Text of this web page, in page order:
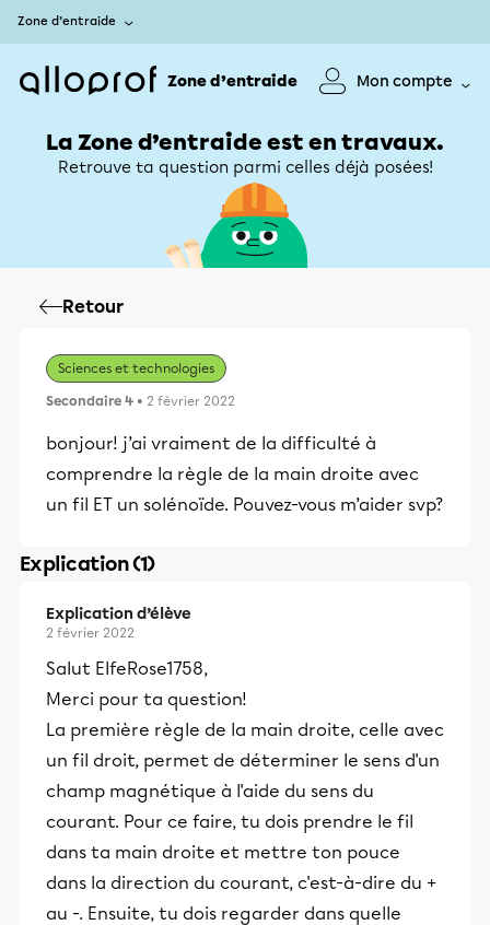
Zone d’entraide
Zone d’entraide Mon compte
La Zone d’entraide est en travaux.
Retrouve ta question parmi celles déjà posées!
Retour
Sciences et technologies
Secondaire 4 • 2 février 2022
bonjour! j’ai vraiment de la difficulté à
comprendre la règle de la main droite avec
un fil ET un solénoïde. Pouvez-vous m’aider svp?
Explication (1)
Explication d’élève
2 février 2022
Salut ElfeRose1758,
Merci pour ta question!
La première règle de la main droite, celle avec
un fil droit, permet de déterminer le sens d'un
champ magnétique à l'aide du sens du
courant. Pour ce faire, tu dois prendre le fil
dans ta main droite et mettre ton pouce
dans la direction du courant, c'est-à-dire du +
au -. Ensuite, tu dois regarder dans quelle